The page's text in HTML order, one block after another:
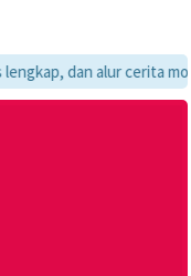
alur cerita movie